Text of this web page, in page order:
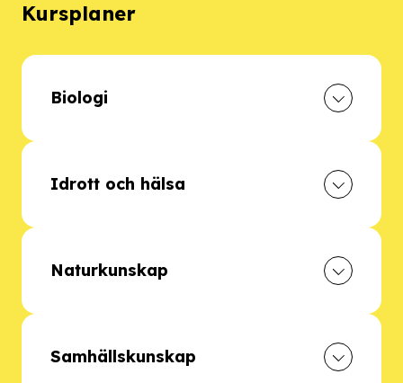
Kursplaner
Biologi
Idrott och hälsa
Naturkunskap
Samhällskunskap